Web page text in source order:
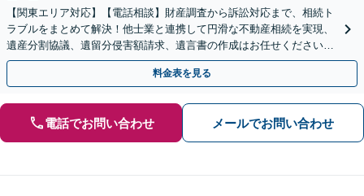
【関東エリア対応】【電話相談】財産調査から訴訟対応まで、相続ト
ラブルをまとめて解決！他士業と連携して円滑な不動産相続を実現、
遺産分割協議、遺留分侵害額請求、遺言書の作成はお任せください。
明確な料金体系【オンライン面談可能】
料金表を見る
電話でお問い合わせ メールでお問い合わせ